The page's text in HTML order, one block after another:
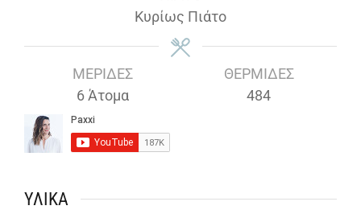
Κυρίως Πιάτο
ΜΕΡΊΔΕΣ
6 Άτομα
ΘΕΡΜΊΔΕΣ
484
ΥΛΙΚΆ